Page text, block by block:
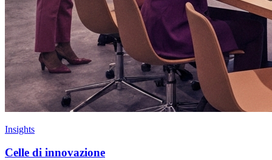
Insights
Celle di innovazione